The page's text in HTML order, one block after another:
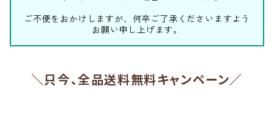
ご不便をおかけしますが、何卒ご了承くださいますよう
お願い申し上げます。
＼只今、全品送料無料キャンペーン／